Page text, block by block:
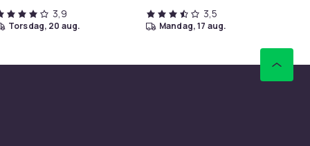
3,9
torsdag, 20 aug.
3,5
mandag, 17 aug.